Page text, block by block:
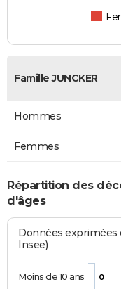
Famille JUNCKER
Hommes
Femmes
Répartition des
d'âges
Données exprimées
Insee)
0
Moins de 10 ans